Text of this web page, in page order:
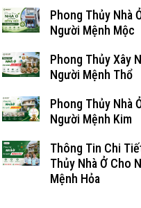
Phong Thủy Nhà
Người Mệnh Mộc
Phong Thủy Xây
Người Mệnh Thổ
Phong Thủy Nhà
Người Mệnh Kim
Thông Tin Chi
Thủy Nhà Ở Cho
Mệnh Hỏa